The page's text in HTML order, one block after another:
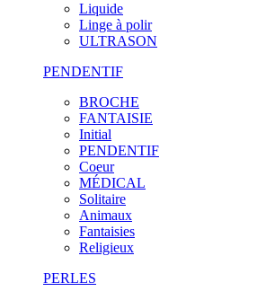
Liquide
Linge à polir
ULTRASON
PENDENTIF
BROCHE
FANTAISIE
Initial
PENDENTIF
Coeur
MÉDICAL
Solitaire
Animaux
Fantaisies
Religieux
PERLES